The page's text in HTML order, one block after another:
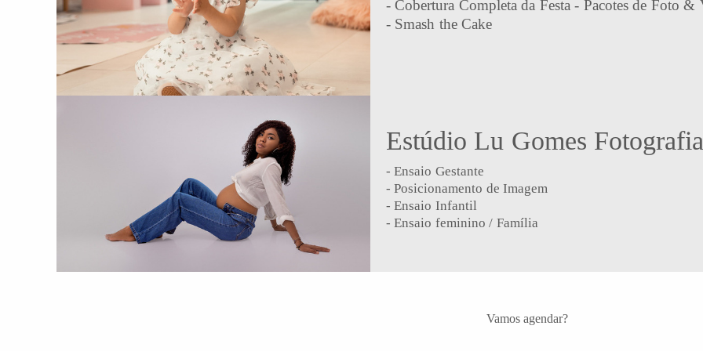
- Cobertura Completa da Festa - Pacotes de Foto &
- Smash the Cake
Estúdio Lu Gomes Fotografia
- Ensaio Gestante
- Posicionamento de Imagem
- Ensaio Infantil
- Ensaio feminino / Família
Vamos agendar?